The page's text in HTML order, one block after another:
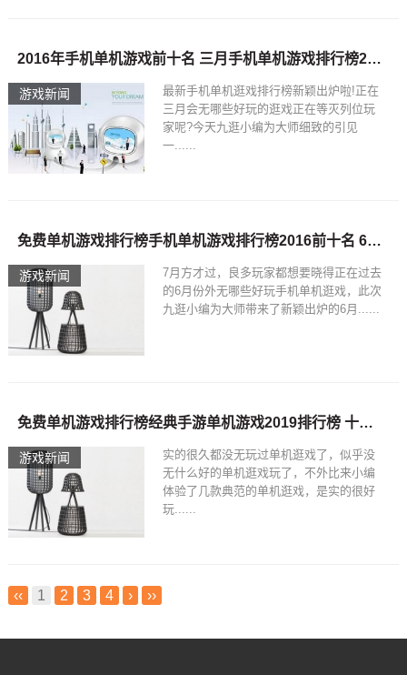
游戏新闻
2016年手机单机游戏前十名 三月手机单机游戏排行榜2019-11-27
最新手机单机逛戏排行榜新颖出炉啦!正在
三月会无哪些好玩的逛戏正在等灭列位玩
家呢?今天九逛小编为大师细致的引见
一......
游戏新闻
免费单机游戏排行榜手机单机游戏排行榜2016前十名 6月手机单机排行榜
7月方才过，良多玩家都想要晓得正在过去
的6月份外无哪些好玩手机单机逛戏，此次
九逛小编为大师带来了新颖出炉的6月......
游戏新闻
免费单机游戏排行榜经典手游单机游戏2019排行榜 十大耐玩的手机单机游戏
实的很久都没无玩过单机逛戏了，似乎没
无什么好的单机逛戏玩了，不外比来小编
体验了几款典范的单机逛戏，是实的很好
玩......
‹‹ 1 2 3 4 › ››